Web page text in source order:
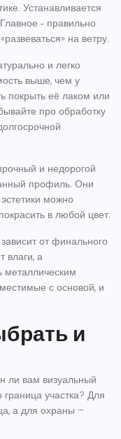
Устанавливается
‑ правильно
на ветру.
и легко
выше, чем у
покрыть её лаком или
про обработку
и недорогой
профиль. Они
можно
в любой цвет.
от финального
влаги, а
металлическим
с основой, и
и
ли вам визуальный
участка? Для
а для охраны –